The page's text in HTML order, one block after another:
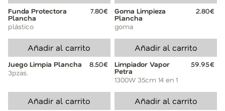
Funda Protectora
Plancha
7.80€
plástico
Goma Limpieza
Plancha
2.80€
goma
Añadir al carrito
Juego Limpia Plancha
8.50€
3pzas.
Añadir al carrito
Limpiador Vapor
Petra
59.95€
1300W 35cm 14 en 1
Añadir al carrito Añadir al carrito